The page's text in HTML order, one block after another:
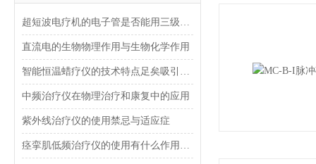
超短波电疗机的电子管是否能用三级管代替呢？怎么代替呢？
直流电的生物物理作用与生物化学作用
智能恒温蜡疗仪的技术特点足矣吸引你的眼球
中频治疗仪在物理治疗和康复中的应用
紫外线治疗仪的使用禁忌与适应症
痉挛肌低频治疗仪的使用有什么作用吗？会有副作用吗？